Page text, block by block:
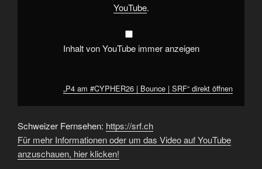
YouTube.
Inhalt von YouTube immer anzeigen
„P4 am #CYPHER26 | Bounce | SRF“ direkt öffnen
Schweizer Fernsehen: https://srf.ch
Für mehr Informationen oder um das Video auf YouTube
anzuschauen, hier klicken!